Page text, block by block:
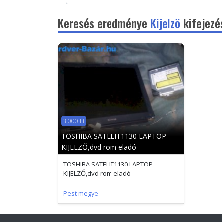
Keresés eredménye Kijelzö
3 000 Ft
TOSHIBA SATELIT1130 LAPTOP
KIJELZŐ,dvd rom eladó
TOSHIBA SATELIT1130 LAPTOP
KIJELZŐ,dvd rom eladó
Pest megye